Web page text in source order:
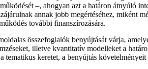
–, ahogyan azt a határon átnyúló
annak jobb megértéséhez, miként
további finanszírozására.
összefoglalók benyújtását várja,
illetve kvantitatív modelleket a
keretet, a benyújtás követelményeit